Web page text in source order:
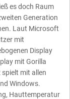
es doch Raum
Generation
Laut Microsoft
mit
Display
mit Gorilla
mit allen
Windows.
Hauttemperatur